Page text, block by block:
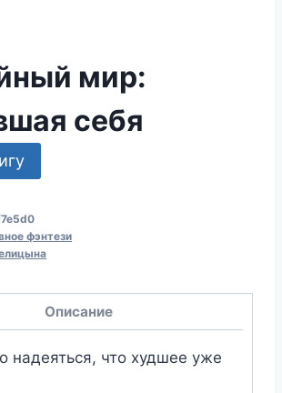
мир:
себя
фэнтези
Описание
надеяться, что худшее уже